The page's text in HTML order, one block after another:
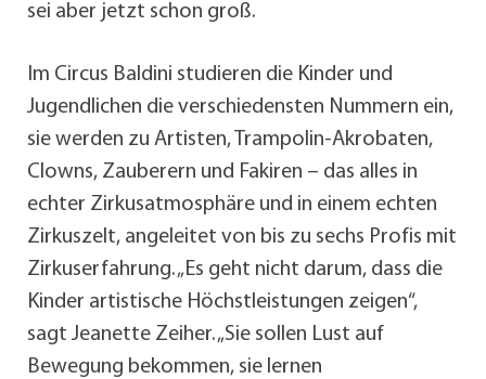
sei aber jetzt schon groß.
Im Circus Baldini studieren die Kinder und
Jugendlichen die verschiedensten Nummern ein,
sie werden zu Artisten, Trampolin-Akrobaten,
Clowns, Zauberern und Fakiren – das alles in
echter Zirkusatmosphäre und in einem echten
Zirkuszelt, angeleitet von bis zu sechs Profis mit
Zirkuserfahrung. „Es geht nicht darum, dass die
Kinder artistische Höchstleistungen zeigen“,
sagt Jeanette Zeiher. „Sie sollen Lust auf
Bewegung bekommen, sie lernen